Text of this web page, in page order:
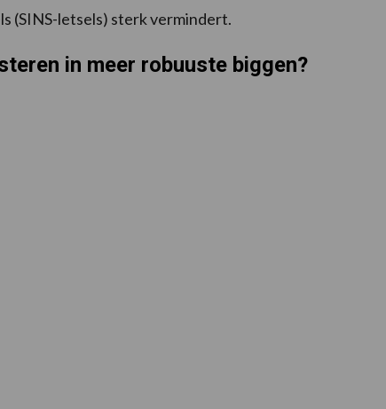
(SINS-letsels) sterk vermindert.
in meer robuuste biggen?